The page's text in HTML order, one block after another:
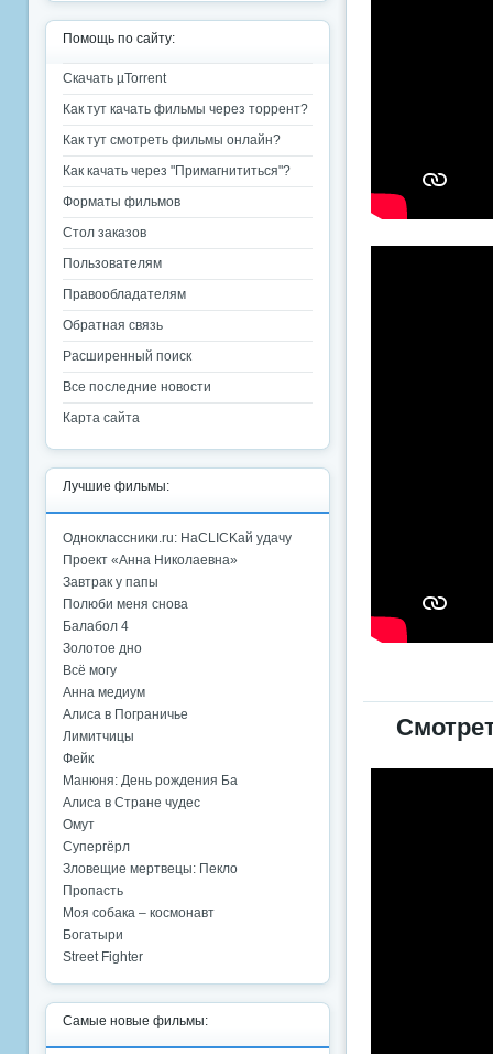
Помощь по сайту:
Скачать µTorrent
Как тут качать фильмы через торрент?
Как тут смотреть фильмы онлайн?
Как качать через "Примагнититься"?
Форматы фильмов
Стол заказов
Пользователям
Правообладателям
Обратная связь
Расширенный поиск
Все последние новости
Карта сайта
Лучшие фильмы:
Одноклассники.ru: НаCLICKай удачу
Проект «Анна Николаевна»
Завтрак у папы
Полюби меня снова
Балабол 4
Золотое дно
Всё могу
Анна медиум
Алиса в Пограничье
Лимитчицы
Фейк
Манюня: День рождения Ба
Алиса в Стране чудес
Омут
Супергёрл
Зловещие мертвецы: Пекло
Пропасть
Моя собака – космонавт
Богатыри
Street Fighter
Самые новые фильмы: